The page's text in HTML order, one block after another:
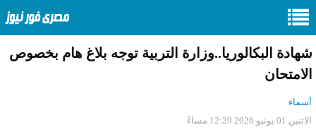
شهادة البكالوريا..وزارة التربية توجه بلاغ هام بخصوص
الامتحان
أسماء
الاثنين 01 يونيو 2026 12:29 مساءً